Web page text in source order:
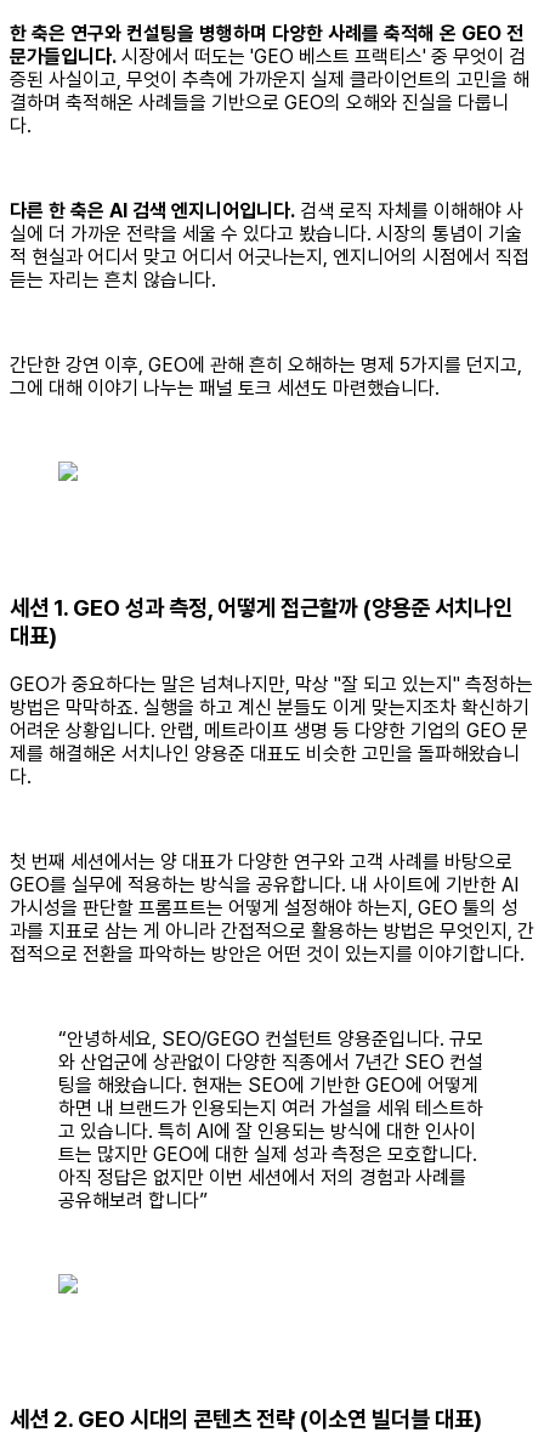
한 축은 연구와 컨설팅을 병행하며 다양한 사례를 축적해 온 GEO 전
문가들입니다. 시장에서 떠도는 'GEO 베스트 프랙티스' 중 무엇이 검
증된 사실이고, 무엇이 추측에 가까운지 실제 클라이언트의 고민을 해
결하며 축적해온 사례들을 기반으로 GEO의 오해와 진실을 다룹니
다.
다른 한 축은 AI 검색 엔지니어입니다. 검색 로직 자체를 이해해야 사
실에 더 가까운 전략을 세울 수 있다고 봤습니다. 시장의 통념이 기술
적 현실과 어디서 맞고 어디서 어긋나는지, 엔지니어의 시점에서 직접
듣는 자리는 흔치 않습니다.
간단한 강연 이후, GEO에 관해 흔히 오해하는 명제 5가지를 던지고,
그에 대해 이야기 나누는 패널 토크 세션도 마련했습니다.
세션 1. GEO 성과 측정, 어떻게 접근할까 (양용준 서치나인
대표)
GEO가 중요하다는 말은 넘쳐나지만, 막상 "잘 되고 있는지" 측정하는
방법은 막막하죠. 실행을 하고 계신 분들도 이게 맞는지조차 확신하기
어려운 상황입니다. 안랩, 메트라이프 생명 등 다양한 기업의 GEO 문
제를 해결해온 서치나인 양용준 대표도 비슷한 고민을 돌파해왔습니
다.
첫 번째 세션에서는 양 대표가 다양한 연구와 고객 사례를 바탕으로
GEO를 실무에 적용하는 방식을 공유합니다. 내 사이트에 기반한 AI
가시성을 판단할 프롬프트는 어떻게 설정해야 하는지, GEO 툴의 성
과를 지표로 삼는 게 아니라 간접적으로 활용하는 방법은 무엇인지, 간
접적으로 전환을 파악하는 방안은 어떤 것이 있는지를 이야기합니다.
“안녕하세요, SEO/GEGO 컨설턴트 양용준입니다. 규모
와 산업군에 상관없이 다양한 직종에서 7년간 SEO 컨설
팅을 해왔습니다. 현재는 SEO에 기반한 GEO에 어떻게
하면 내 브랜드가 인용되는지 여러 가설을 세워 테스트하
고 있습니다. 특히 AI에 잘 인용되는 방식에 대한 인사이
트는 많지만 GEO에 대한 실제 성과 측정은 모호합니다.
아직 정답은 없지만 이번 세션에서 저의 경험과 사례를
공유해보려 합니다”
세션 2. GEO 시대의 콘텐츠 전략 (이소연 빌더블 대표)